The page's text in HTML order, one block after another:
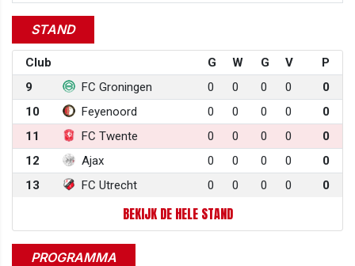
STAND
Club G W G V
P
9
FC Groningen 0 0 0 0
0
10
Feyenoord 0 0 0 0
0
11
FC Twente 0 0 0 0
0
12
Ajax 0 0 0 0
0
13
FC Utrecht 0 0 0 0 0
BEKIJK DE HELE STAND
PROGRAMMA